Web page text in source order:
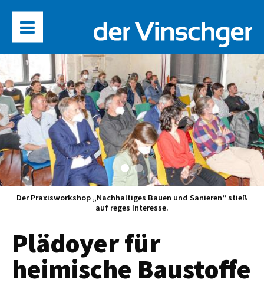
Der Praxisworkshop „Nachhaltiges Bauen und Sanieren“ stieß
auf reges Interesse.
Plädoyer für
heimische Baustoffe